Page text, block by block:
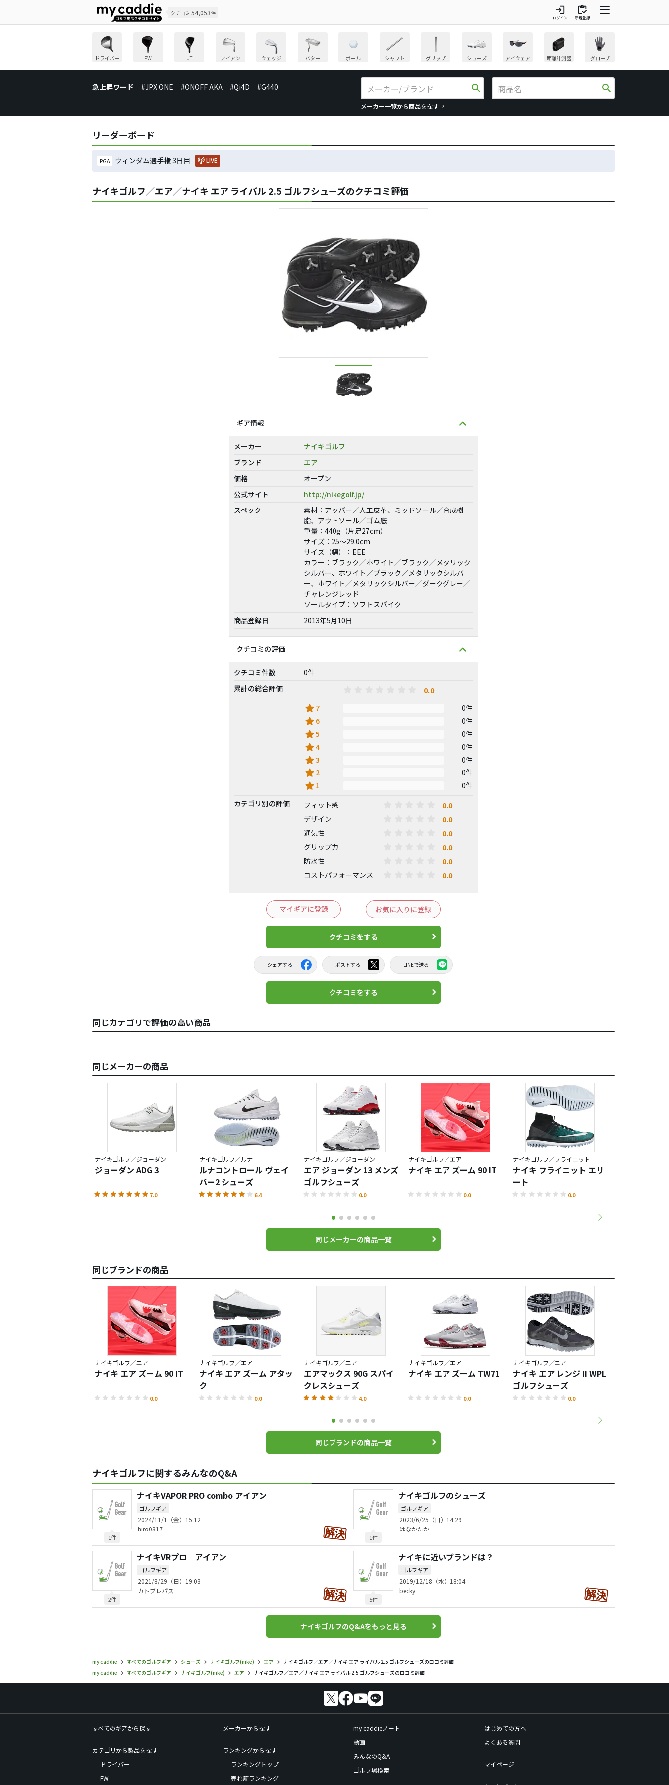
クチコミ 54,053件 login
ログイン
inventory
新規登録
ドライバー FW UT アイアン ウェッジ パター ボール シャフト グリップ シューズ アイウェア 距離計測器 グローブ
急上昇ワード #JPX ONE #ONOFF AKA #Qi4D #G440 search
メーカー一覧から商品を探す
search
リーダーボード
PGA ウィンダム選手権 3日目 LIVE
ナイキゴルフ／エア／ナイキ エア ライバル 2.5 ゴルフシューズのクチコミ評価
ギア情報
メーカー
ナイキゴルフ
ブランド
エア
価格
オープン
公式サイト
http://nikegolf.jp/
スペック
素材：アッパー／人工皮革、ミッドソール／合成樹
脂、アウトソール／ゴム底
重量：440g（片足27cm）
サイズ：25〜29.0cm
サイズ（幅）：EEE
カラー：ブラック／ホワイト／ブラック／メタリック
シルバー、ホワイト／ブラック／メタリックシルバ
ー、ホワイト／メタリックシルバー／ダークグレー／
チャレンジレッド
ソールタイプ：ソフトスパイク
商品登録日
2013年5月10日
クチコミの評価
クチコミ件数
0件
累計の総合評価
0.0
star 7 0件
star 6 0件
star5 0件
star4 0件
star3 0件
star 2 0件
star 1
0件
カテゴリ別の評価
フィット感 0.0
デザイン 0.0
通気性 0.0
グリップ力 0.0
防水性 0.0
コストパフォーマンス 0.0
マイギアに登録 お気に入りに登録
クチコミをする
シェアする ポストする LINEで送る
クチコミをする
同じカテゴリで評価の高い商品
同じメーカーの商品
ナイキゴルフ／ジョーダン
ジョーダン ADG 3
7.0
ナイキゴルフ／ルナ
ルナコントロール ヴェイ
パー2 シューズ
6.4
ナイキゴルフ／ジョーダン
エア ジョーダン 13 メンズ
ゴルフシューズ
0.0
ナイキゴルフ／エア
ナイキ エア ズーム 90 IT
0.0
ナイキゴルフ／フライニット
ナイキ フライニット エリ
ート
0.0
同じメーカーの商品一覧
同じブランドの商品
ナイキゴルフ／エア
ナイキ エア ズーム 90 IT
0.0
ナイキゴルフ／エア
ナイキ エア ズーム アタッ
ク
0.0
ナイキゴルフ／エア
エアマックス 90G スパイ
クレスシューズ
4.0
ナイキゴルフ／エア
ナイキ エア ズーム TW71
0.0
ナイキゴルフ／エア
ナイキ エア レンジ II WPL
ゴルフシューズ
0.0
同じブランドの商品一覧
ナイキゴルフに関するみんなのQ&A
1件
ナイキVAPOR PRO combo アイアン
ゴルフギア
2024/11/1（金）15:12
hiro0317
1件
ナイキゴルフのシューズ
ゴルフギア
2023/6/25（日）14:29
はなかたか
2件
ナイキVRプロ アイアン
ゴルフギア
2021/8/29（日）19:03
カトブレパス
5件
ナイキに近いブランドは？
ゴルフギア
2019/12/18（水）18:04
becky
ナイキゴルフのQ&Aをもっと見る
my caddie すべてのゴルフギア シューズ ナイキゴルフ(nike) エア
ナイキゴルフ／エア／ナイキ エア ライバル 2.5 ゴルフシューズの口コミ評価
my caddie
すべてのゴルフギア ナイキゴルフ(nike) エア ナイキゴルフ／エア／ナイキ エア ライバル 2.5 ゴルフシューズの口コミ評価
すべてのギアから探す
カテゴリから製品を探す
ドライバー
FW
メーカーから探す
ランキングから探す
ランキングトップ
売れ筋ランキング
my caddieノート
動画
みんなのQ&A
ゴルフ場検索
はじめての方へ
よくある質問
マイページ